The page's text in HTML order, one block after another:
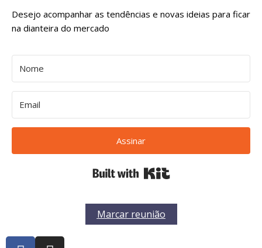
Desejo acompanhar as tendências e novas ideias para ficar
na dianteira do mercado
Assinar
Marcar reunião